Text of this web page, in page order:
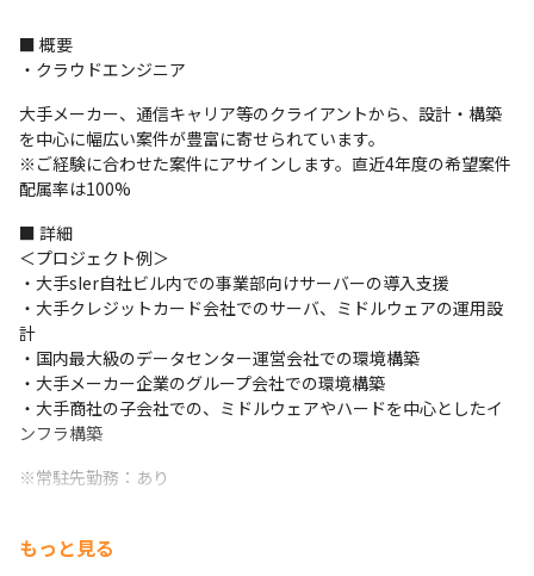
■ 概要
・クラウドエンジニア
大手メーカー、通信キャリア等のクライアントから、設計・構築
を中心に幅広い案件が豊富に寄せられています。
※ご経験に合わせた案件にアサインします。直近4年度の希望案件
配属率は100%
■ 詳細
＜プロジェクト例＞
・大手sIer自社ビル内での事業部向けサーバーの導入支援
・大手クレジットカード会社でのサーバ、ミドルウェアの運用設
計
・国内最大級のデータセンター運営会社での環境構築
・大手メーカー企業のグループ会社での環境構築
・大手商社の子会社での、ミドルウェアやハードを中心としたイ
ンフラ構築
※常駐先勤務：あり
もっと見る